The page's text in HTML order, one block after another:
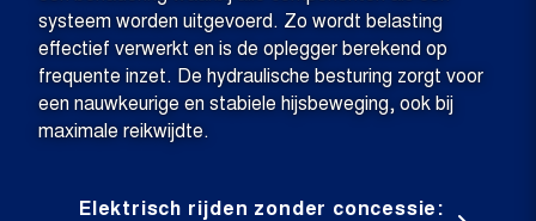
systeem worden uitgevoerd. Zo wordt belasting
effectief verwerkt en is de oplegger berekend op
frequente inzet. De hydraulische besturing zorgt voor
een nauwkeurige en stabiele hijsbeweging, ook bij
maximale reikwijdte.
Elektrisch rijden zonder concessie: